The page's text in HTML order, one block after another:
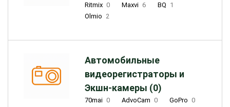
Ritmix 0 Maxvi 6 BQ 1
Olmio 2
Автомобильные
видеорегистраторы и
Экшн-камеры (0)
70mai 0 AdvoCam 0 GoPro 0